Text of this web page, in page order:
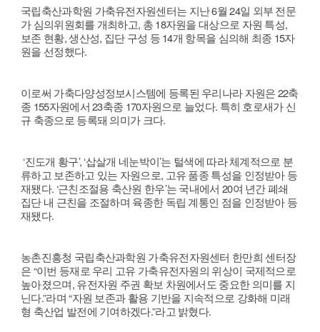
국립축산과학원 가축유전자원센터는 지난 6월 24일 외부 전문
가 심의위원회를 개최하고, 총 18자원을 대상으로 자원 특성,
보존 현황, 생산성, 집단 구성 등 14개 항목을 심의해 최종 15자
원을 선정했다.
이로써 가축다양성정보시스템에 등록된 우리나라 자원은 22축
종 155자원에서 23축종 170자원으로 늘었다. 특히 호로새가 신
규 축종으로 등록돼 의미가 크다.
‘진도개 황구’, ‘삽살개 네눈박이’는 털색에 따라 체계적으로 분
류하고 보존하고 있는 자원으로, 고유 품종 특성을 인정받아 등
재됐다. ‘근친조절용 축산원 한우’는 국내에서 20여 년간 폐쇄
집단 내 근친을 조절하며 육종한 독립 계통인 점을 인정받아 등
재됐다.
농촌진흥청 국립축산과학원 가축유전자원센터 한만희 센터장
은 “이번 등재로 우리 고유 가축유전자원의 위상이 국제적으로
높아졌으며, 유전자원 주권 확보 차원에서도 중요한 의미를 지
닌다.”라며 “자원 보존과 활용 기반을 지속적으로 강화해 미래
형 축산업 발전에 기여하겠다.”라고 밝혔다.